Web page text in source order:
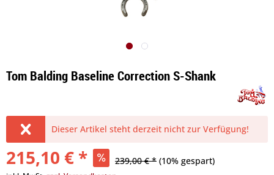
Tom Balding Baseline Correction S-Shank
Dieser Artikel steht derzeit nicht zur Verfügung!
215,10 € * 239,00 € * (10% gespart)